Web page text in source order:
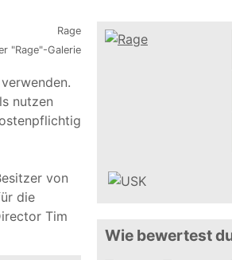
"Rage"-Galerie
nutzen
von
die
Tim
Wie bewertest